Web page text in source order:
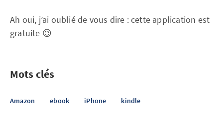
Ah oui, j’ai oublié de vous dire : cette application est
gratuite 😉
Mots clés
Amazon ebook iPhone kindle